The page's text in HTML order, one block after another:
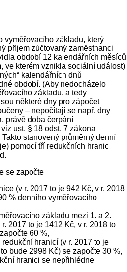
vyměřovacího základu, který
příjem zúčtovaný zaměstnanci
období 12 kalendářních měsíců
ve kterém vznikla sociální událost)
kalendářních dnů
období. (Aby nedocházelo
základu, a tedy
některé dny pro zápočet
– nepočítají se např. dny
právě doba čerpání
ust. § 18 odst. 7 zákona
stanovený průměrný denní
pomocí tří redukčních hranic
se započte
(v r. 2017 to je 942 Kč, v r. 2018
% denního vyměřovacího
základu mezi 1. a 2.
2017 to je 1412 Kč, v r. 2018 to
60 %,
hranicí (v r. 2017 to je
bude 2998 Kč) se započte 30 %,
hranici se nepřihlédne.